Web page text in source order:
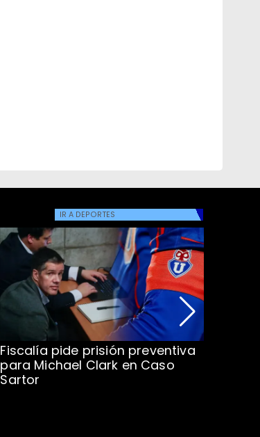
IR A DEPORTES
Fiscalía pide prisión preventiva
para Michael Clark en Caso
Sartor